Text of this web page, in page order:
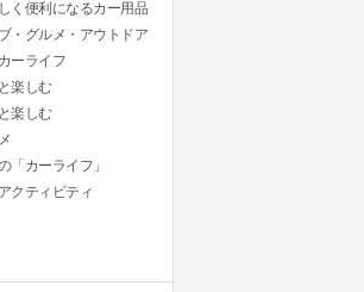
く便利になるカー用品
・グルメ・アウトドア
ーライフ
楽しむ
楽しむ
「カーライフ」
クティビティ